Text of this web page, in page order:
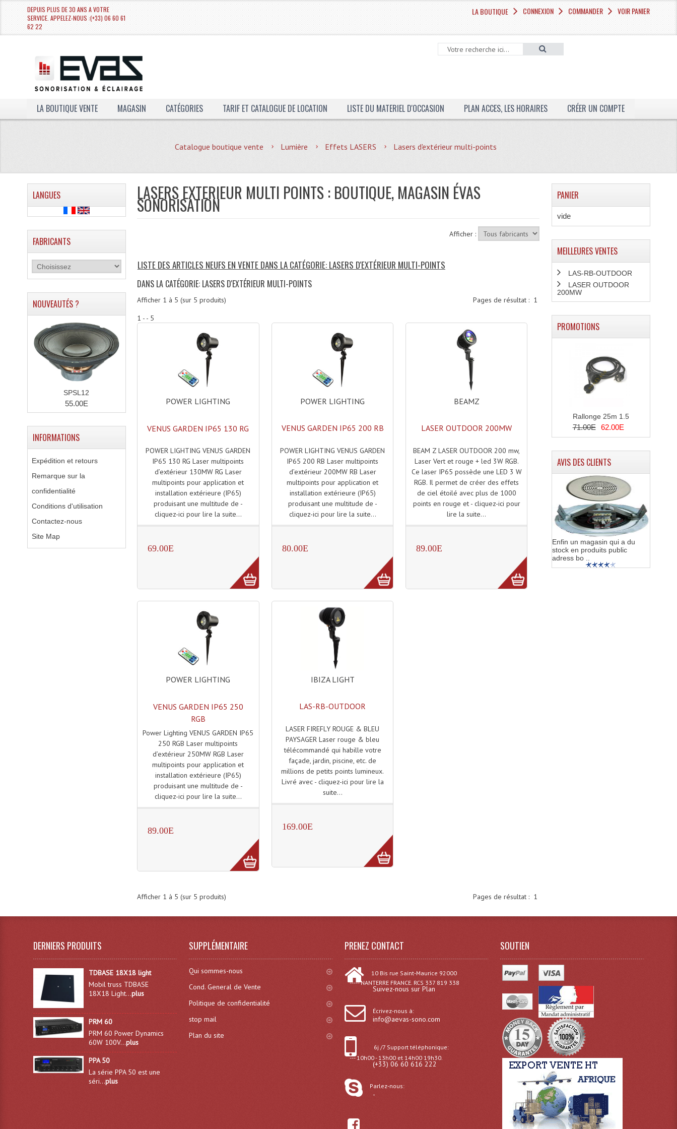
DEPUIS PLUS DE 30 ANS A VOTRE
SERVICE. APPELEZ-NOUS :(+33) 06 60 61
62 22
LA BOUTIQUE CONNEXION COMMANDER VOIR PANIER
LA BOUTIQUE VENTE MAGASIN CATÉGORIES TARIF ET CATALOGUE DE LOCATION LISTE DU MATERIEL D'OCCASION PLAN ACCES, LES HORAIRES CRÉER UN COMPTE
Catalogue boutique vente Lumière Effets LASERS Lasers d'extérieur multi-points
LASERS EXTERIEUR MULTI POINTS : BOUTIQUE, MAGASIN ÉVAS
SONORISATION
Afficher :
LISTE DES ARTICLES NEUFS EN VENTE DANS LA CATÉGORIE: LASERS D'EXTÉRIEUR MULTI-POINTS
DANS LA CATÉGORIE: LASERS D'EXTÉRIEUR MULTI-POINTS
Pages de résultat : 1
Afficher 1 à 5 (sur 5 produits)
1 - - 5
POWER LIGHTING
VENUS GARDEN IP65 130 RG
POWER LIGHTING VENUS GARDEN
IP65 130 RG Laser multipoints
d’extérieur 130MW RG Laser
multipoints pour application et
installation extérieure (IP65)
produisant une multitude de -
cliquez-ici pour lire la suite...
69.00E
POWER LIGHTING
VENUS GARDEN IP65 200 RB
POWER LIGHTING VENUS GARDEN
IP65 200 RB Laser multipoints
d’extérieur 200MW RB Laser
multipoints pour application et
installation extérieure (IP65)
produisant une multitude de -
cliquez-ici pour lire la suite...
80.00E
BEAMZ
LASER OUTDOOR 200MW
BEAM Z LASER OUTDOOR 200 mw,
Laser Vert et rouge + led 3W RGB.
Ce laser IP65 possède une LED 3 W
RGB. Il permet de créer des effets
de ciel étoilé avec plus de 1000
points en rouge et - cliquez-ici pour
lire la suite...
89.00E
POWER LIGHTING
VENUS GARDEN IP65 250
RGB
Power Lighting VENUS GARDEN IP65
250 RGB Laser multipoints
d’extérieur 250MW RGB Laser
multipoints pour application et
installation extérieure (IP65)
produisant une multitude de -
cliquez-ici pour lire la suite...
89.00E
IBIZA LIGHT
LAS-RB-OUTDOOR
LASER FIREFLY ROUGE & BLEU
PAYSAGER Laser rouge & bleu
télécommandé qui habille votre
façade, jardin, piscine, etc. de
millions de petits points lumineux.
Livré avec - cliquez-ici pour lire la
suite...
169.00E
Pages de résultat : 1
Afficher 1 à 5 (sur 5 produits)
LANGUES
FABRICANTS
NOUVEAUTÉS ?
SPSL12
55.00E
INFORMATIONS
Expédition et retours
Remarque sur la
confidentialité
Conditions d'utilisation
Contactez-nous
Site Map
PANIER
vide
MEILLEURES VENTES
LAS-RB-OUTDOOR
LASER OUTDOOR
200MW
PROMOTIONS
Rallonge 25m 1.5
71.00E 62.00E
AVIS DES CLIENTS
Enfin un magasin qui a du
stock en produits public
adress bo ..
DERNIERS PRODUITS
TDBASE 18X18 light
Mobil truss TDBASE
18X18 Light...plus
PRM 60
PRM 60 Power Dynamics
60W 100V...plus
PPA 50
La série PPA 50 est une
séri...plus
SUPPLÉMENTAIRE
Qui sommes-nous
Cond. General de Vente
Politique de confidentialité
stop mail
Plan du site
PRENEZ CONTACT
10 Bis rue Saint-Maurice 92000
----- NANTERRE FRANCE. RCS 337 819 338
Suivez-nous sur Plan
Écrivez-nous à:
info@aevas-sono.com
6j /7 Support téléphonique:
--- 10h00 - 13h00 et 14h00 19h30.
(+33) 06 60 616 222
Parlez-nous:
-
SOUTIEN